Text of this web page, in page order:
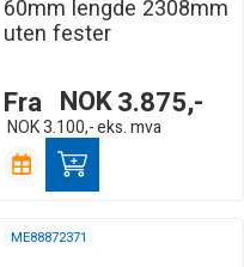
60mm lengde 2308mm
uten fester
Fra NOK3.875,-
NOK3.100,-eks. mva
ME88872371